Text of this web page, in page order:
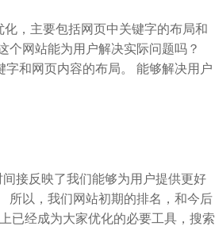
，主要包括网页中关键字的布局和
个网站能为用户解决实际问题吗？
和网页内容的布局。 能够解决用户
接反映了我们能够为用户提供更好
所以，我们网站初期的排名，和今后
已经成为大家优化的必要工具，搜索